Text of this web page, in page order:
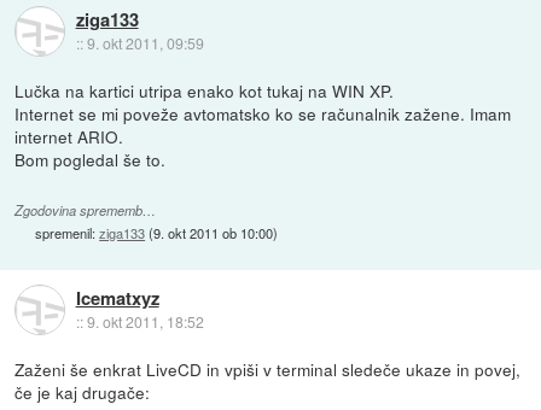
ziga133
::9. okt 2011, 09:59
Lučka na kartici utripa enako kot tukaj na WIN XP.
Internet se mi poveže avtomatsko ko se računalnik zažene. Imam
internet ARIO.
Bom pogledal še to.
Zgodovina sprememb…
spremenil:ziga133(9. okt 2011 ob 10:00)
Icematxyz
::9. okt 2011, 18:52
Zaženi še enkrat LiveCD in vpiši v terminal sledeče ukaze in povej,
če je kaj drugače: